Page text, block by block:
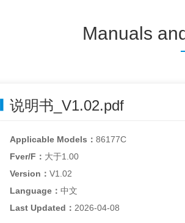
Manuals
说明书_V1.02.pdf
Applicable Models： 86177C
Fver/F： 大于1.00
Version： V1.02
Language： 中文
Last Updated： 2026-04-08